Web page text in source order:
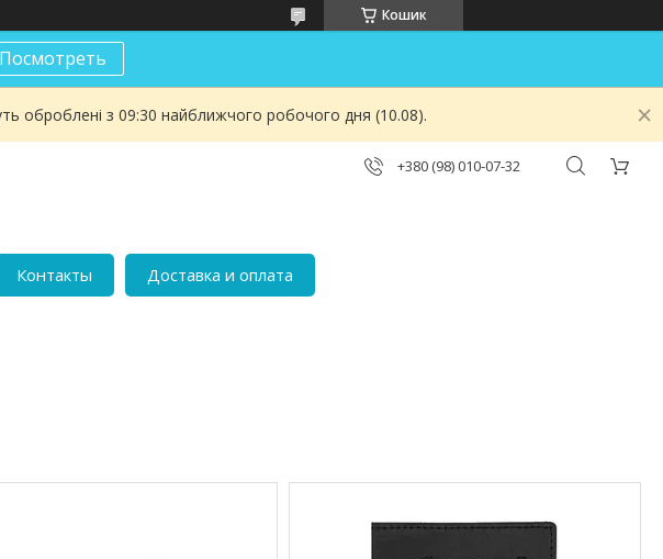
Кошик
Посмотреть
оброблені з 09:30 найближчого робочого дня (10.08).
+380 (98) 010-07-32
Контакты Доставка и оплата